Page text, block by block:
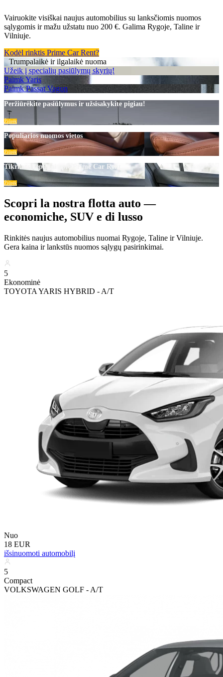
Vairuokite visiškai naujus automobilius su lanksčiomis nuomos
sąlygomis ir mažu užstatu nuo 200 €. Galima Rygoje, Taline ir
Vilniuje.
Kodėl rinktis Prime Car Rent?
Trumpalaikė ir ilgalaikė nuoma
Užeik į specialių pasiūlymų skyrių!
Paimk Yaris
Paimk Passat Vagon
Peržiūrėkite pasiūlymus ir užsisakykite pigiau!
Žiūrėk
Populiarios nuomos vietos
Žiūrėk
Tikri atsiliepimai apie Prime Car Rent
Žiūrėk
Scopri la nostra flotta auto —
economiche, SUV e di lusso
Rinkitės naujus automobilius nuomai Rygoje, Taline ir Vilniuje.
Gera kaina ir lankstūs nuomos sąlygų pasirinkimai.
5
Ekonominė
TOYOTA YARIS HYBRID - A/T
Nuo
18 EUR
išsinuomoti automobilį
5
Compact
VOLKSWAGEN GOLF - A/T